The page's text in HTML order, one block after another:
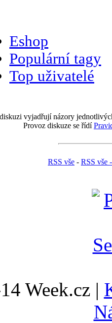
Eshop
Populární tagy
Top uživatelé
vyjadřují názory
Provoz diskuze se řídí
RSS vše - RSS vše
Week.cz |